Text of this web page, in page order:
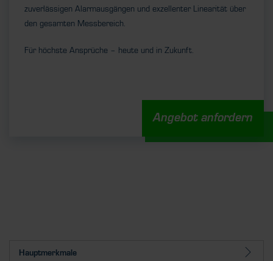
zuverlässigen Alarmausgängen und exzellenter Linearität über
den gesamten Messbereich.
Für höchste Ansprüche – heute und in Zukunft.
Angebot anfordern
Hauptmerkmale